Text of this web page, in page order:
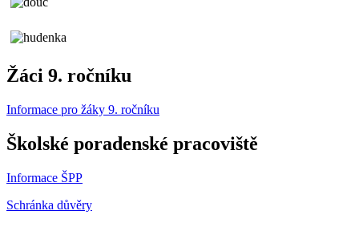
Žáci 9. ročníku
Informace pro žáky 9. ročníku
Školské poradenské pracoviště
Informace ŠPP
Schránka důvěry